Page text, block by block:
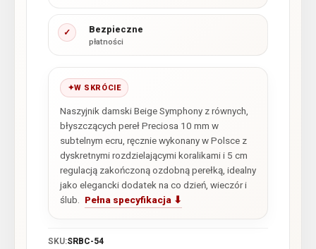
✓ Bezpieczne
płatności
W SKRÓCIE
Naszyjnik damski Beige Symphony z równych,
błyszczących pereł Preciosa 10 mm w
subtelnym ecru, ręcznie wykonany w Polsce z
dyskretnymi rozdzielającymi koralikami i 5 cm
regulacją zakończoną ozdobną perełką, idealny
jako elegancki dodatek na co dzień, wieczór i
ślub. Pełna specyfikacja ⬇
SKU:SRBC-54